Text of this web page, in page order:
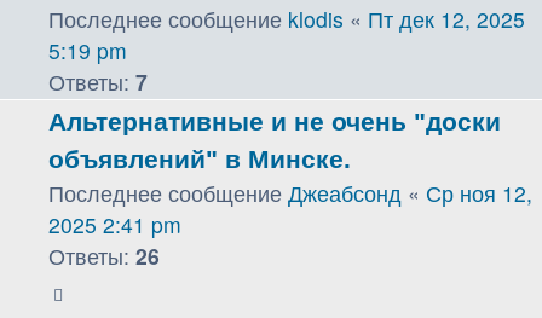
Последнее сообщение klodis « Пт дек 12, 2025
5:19 pm
Ответы: 7
Альтернативные и не очень "доски
объявлений" в Минске.
Последнее сообщение Джеабсонд « Ср ноя 12,
2025 2:41 pm
Ответы: 26